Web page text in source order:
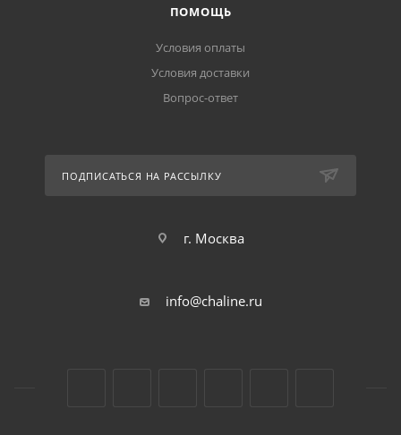
ПОМОЩЬ
Условия оплаты
Условия доставки
Вопрос-ответ
ПОДПИСАТЬСЯ НА РАССЫЛКУ
г. Москва
info@chaline.ru